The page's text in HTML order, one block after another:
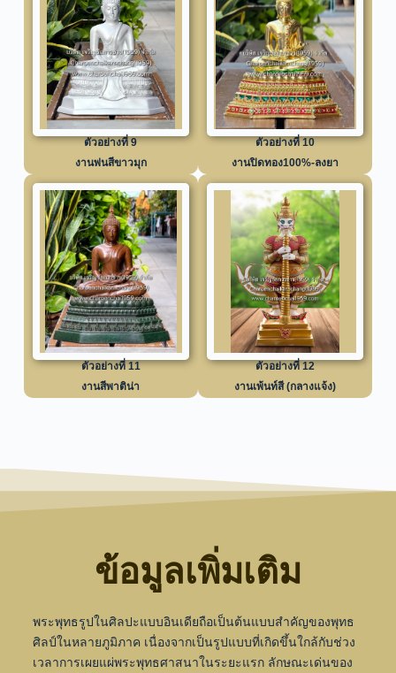
ตัวอย่างที่ 9
งานพ่นสีขาวมุก
ตัวอย่างที่ 10
งานปิดทอง100%-ลงยา
ตัวอย่างที่ 11
งานสีพาติน่า
ตัวอย่างที่ 12
งานเพ้นท์สี (กลางแจ้ง)
ข้อมูลเพิ่มเติม
พระพุทธรูปในศิลปะแบบอินเดียถือเป็นต้นแบบสำคัญของพุทธ
ศิลป์ในหลายภูมิภาค เนื่องจากเป็นรูปแบบที่เกิดขึ้นใกล้กับช่วง
เวลาการเผยแผ่พระพุทธศาสนาในระยะแรก ลักษณะเด่นของ